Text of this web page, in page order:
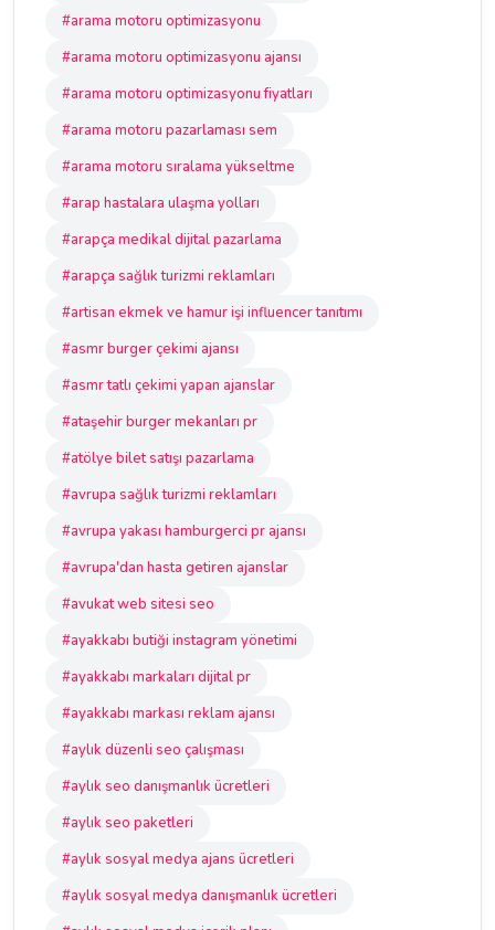
#arama motoru optimizasyonu
#arama motoru optimizasyonu ajansı
#arama motoru optimizasyonu fiyatları
#arama motoru pazarlaması sem
#arama motoru sıralama yükseltme
#arap hastalara ulaşma yolları
#arapça medikal dijital pazarlama
#arapça sağlık turizmi reklamları
#artisan ekmek ve hamur işi influencer tanıtımı
#asmr burger çekimi ajansı
#asmr tatlı çekimi yapan ajanslar
#ataşehir burger mekanları pr
#atölye bilet satışı pazarlama
#avrupa sağlık turizmi reklamları
#avrupa yakası hamburgerci pr ajansı
#avrupa'dan hasta getiren ajanslar
#avukat web sitesi seo
#ayakkabı butiği instagram yönetimi
#ayakkabı markaları dijital pr
#ayakkabı markası reklam ajansı
#aylık düzenli seo çalışması
#aylık seo danışmanlık ücretleri
#aylık seo paketleri
#aylık sosyal medya ajans ücretleri
#aylık sosyal medya danışmanlık ücretleri